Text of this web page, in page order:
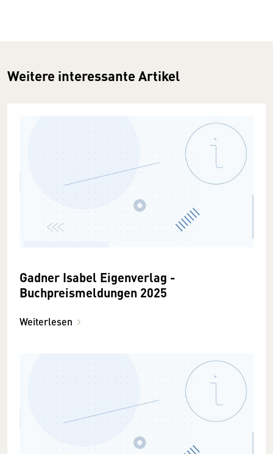
Weitere interessante Artikel
Gadner Isabel Eigenverlag -
Buchpreismeldungen 2025
Weiterlesen